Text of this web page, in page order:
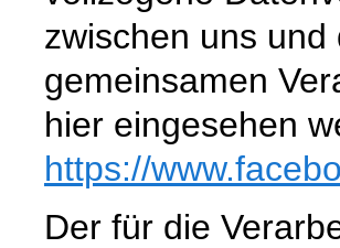
zwischen uns
gemeinsamen
hier eingesehen
https://
Der für die